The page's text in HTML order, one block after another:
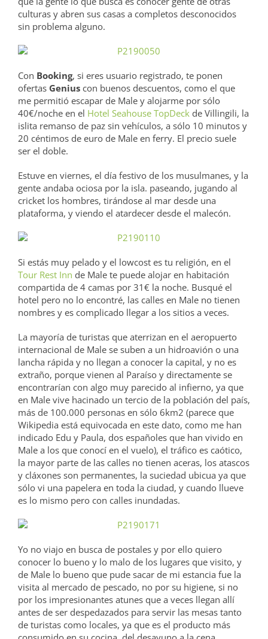
culturas y abren sus casas a completos desconocidos
sin problema alguno.
Con Booking, si eres usuario registrado, te ponen
ofertas Genius con buenos descuentos, como el que
me permitió escapar de Male y alojarme por sólo
40€/noche en el Hotel Seahouse TopDeck de Villingili, la
islita remanso de paz sin vehículos, a sólo 10 minutos y
20 céntimos de euro de Male en ferry. El precio suele
ser el doble.
Estuve en viernes, el día festivo de los musulmanes, y la
gente andaba ociosa por la isla. paseando, jugando al
cricket los hombres, tirándose al mar desde una
plataforma, y viendo el atardecer desde el malecón.
Si estás muy pelado y el lowcost es tu religión, en el
Tour Rest Inn de Male te puede alojar en habitación
compartida de 4 camas por 31€ la noche. Busqué el
hotel pero no lo encontré, las calles en Male no tienen
nombres y es complicado llegar a los sitios a veces.
La mayoría de turistas que aterrizan en el aeropuerto
internacional de Male se suben a un hidroavión o una
lancha rápida y no llegan a conocer la capital, y no es
extraño, porque vienen al Paraíso y directamente se
encontrarían con algo muy parecido al infierno, ya que
en Male vive hacinado un tercio de la población del país,
más de 100.000 personas en sólo 6km2 (parece que
Wikipedia está equivocada en este dato, como me han
indicado Edu y Paula, dos españoles que han vivido en
Male a los que conocí en el vuelo), el tráfico es caótico,
la mayor parte de las calles no tienen aceras, los atascos
y cláxones son permanentes, la suciedad ubicua ya que
sólo vi una papelera en toda la ciudad, y cuando llueve
es lo mismo pero con calles inundadas.
Yo no viajo en busca de postales y por ello quiero
conocer lo bueno y lo malo de los lugares que visito, y
de Male lo bueno que pude sacar de mi estancia fue la
visita al mercado de pescado, no por su higiene, si no
por los impresionantes atunes que a veces llegan allí
antes de ser despedazados para servir las mesas tanto
de turistas como locales, ya que es el producto más